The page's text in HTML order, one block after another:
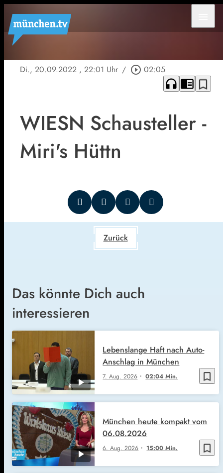
Di., 20.09.2022 , 22:01 Uhr / play_circle_outline 02:05
headphones chrome_reader_mode bookmark_border
WIESN Schausteller -
Miri's Hüttn
Zurück
Das könnte Dich auch
interessieren
bookmark_border
7. Aug. 2026 02:04 Min.
Lebenslange Haft nach Auto-
Anschlag in München
bookmark_border
6. Aug. 2026 15:00 Min.
München heute kompakt vom
06.08.2026